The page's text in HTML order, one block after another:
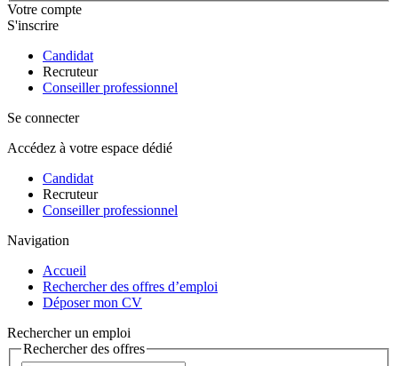
Votre compte
S'inscrire
Candidat
Recruteur
Conseiller professionnel
Se connecter
Accédez à votre espace dédié
Candidat
Recruteur
Conseiller professionnel
Navigation
Accueil
Rechercher des offres d’emploi
Déposer mon CV
Rechercher un emploi
Rechercher des offres